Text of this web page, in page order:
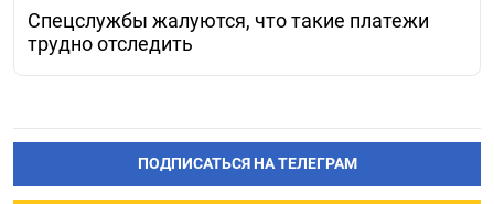
Спецслужбы жалуются, что такие платежи
трудно отследить
ПОДПИСАТЬСЯ НА ТЕЛЕГРАМ